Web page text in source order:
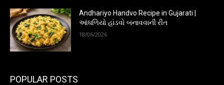
Andhariyo Handvo Recipe in Gujarati |
આંધળિયો હાંડવો બનાવવાની રીત
18/06/2026
POPULAR POSTS